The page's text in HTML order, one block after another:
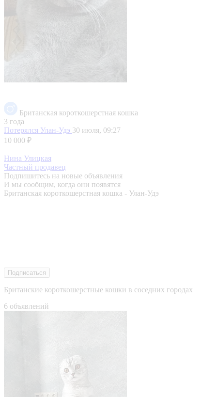
Британская короткошерстная кошка
3 года
Потерялся Улан-Удэ 30 июля, 09:27
10 000 ₽
Нина Улицкая
Частный продавец
Подпишитесь на новые объявления
И мы сообщим, когда они появятся
Британская короткошерстная кошка - Улан-Удэ
Подписаться
Британские короткошерстные кошки в соседних городах
6 объявлений